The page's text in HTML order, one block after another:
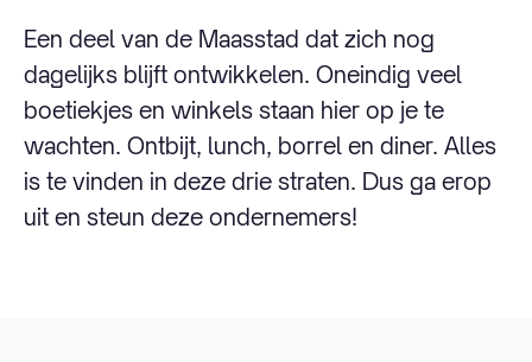
Een deel van de Maasstad dat zich nog
dagelijks blijft ontwikkelen. Oneindig veel
boetiekjes en winkels staan hier op je te
wachten. Ontbijt, lunch, borrel en diner. Alles
is te vinden in deze drie straten. Dus ga erop
uit en steun deze ondernemers!